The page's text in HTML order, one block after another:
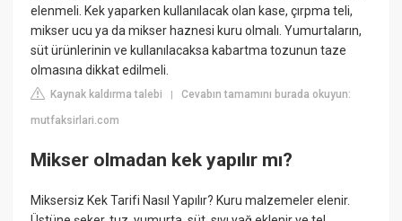
elenmeli. Kek yaparken kullanılacak olan kase, çırpma teli,
mikser ucu ya da mikser haznesi kuru olmalı. Yumurtaların,
süt ürünlerinin ve kullanılacaksa kabartma tozunun taze
olmasına dikkat edilmeli.
Kaynak kaldırma talebi |Cevabın tamamını burada okuyun:
mutfaksirlari.com
Mikser olmadan kek yapılır mı?
Miksersiz Kek Tarifi Nasıl Yapılır? Kuru malzemeler elenir.